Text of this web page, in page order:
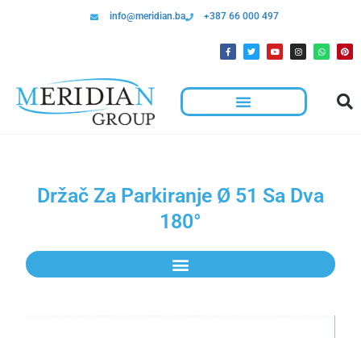
info@meridian.ba +387 66 000 497
Držač Za Parkiranje Ø 51 Sa Dva
180°